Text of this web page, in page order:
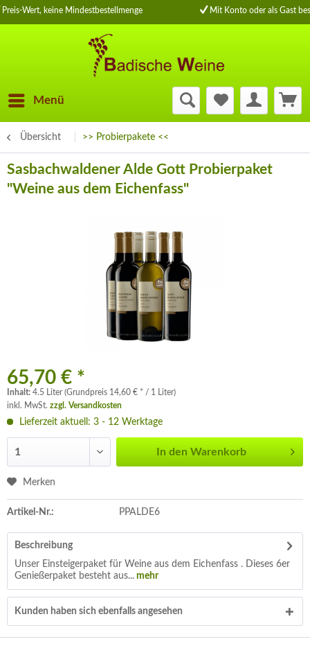
Wert, keine Mindestbestellmenge Mit Konto oder als Gast
Menü
Übersicht >> Probierpakete <<
Sasbachwaldener Alde Gott Probierpaket
"Weine aus dem Eichenfass"
65,70 € *
Inhalt: 4.5 Liter (Grundpreis 14,60 € * / 1 Liter)
inkl. MwSt. zzgl. Versandkosten
Lieferzeit aktuell: 3 - 12 Werktage
In den Warenkorb
Merken
Artikel-Nr.: PPALDE6
Beschreibung
Unser Einsteigerpaket für Weine aus dem Eichenfass . Dieses 6er
Genießerpaket besteht aus... mehr
Kunden haben sich ebenfalls angesehen